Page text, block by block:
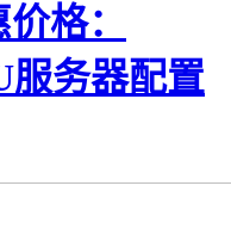
格：
服务器配置